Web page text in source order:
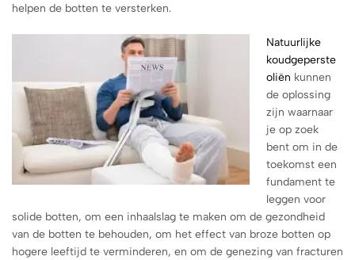
helpen de botten te versterken.
Natuurlijke
koudgeperste
oliën kunnen
de oplossing
zijn waarnaar
je op zoek
bent om in de
toekomst een
fundament te
leggen voor
solide botten, om een ​​inhaalslag te maken om de gezondheid
van de botten te behouden, om het effect van broze botten op
hogere leeftijd te verminderen, en om de genezing van fracturen